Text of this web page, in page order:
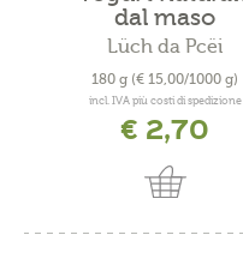
dal maso
Lüch da Pcëi
180 g (€ 15,00/1000 g)
incl. IVA più costi di spedizione
€ 2,70